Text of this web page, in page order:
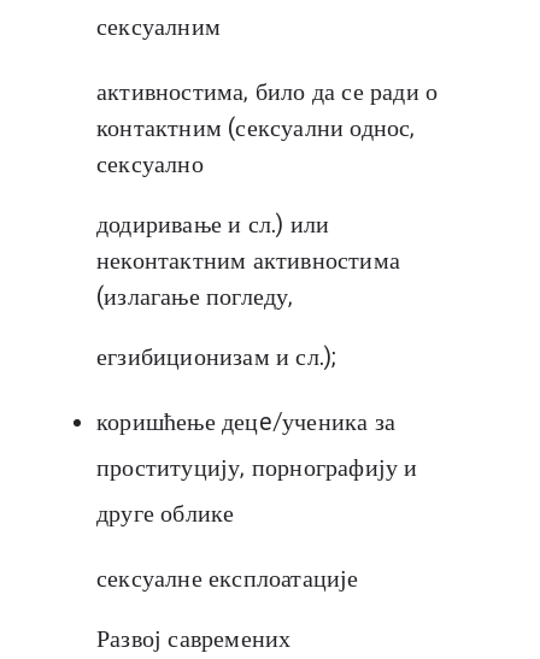
сексуалним
активностима, било да се ради о
контактним (сексуални однос,
сексуално
додиривање и сл.) или
неконтактним активностима
(излагање погледу,
егзибиционизам и сл.);
коришћење децe/ученика за
проституцију, порнографију и
друге облике
сексуалне експлоатације
Развој савремених